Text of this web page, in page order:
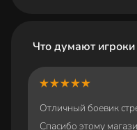
Что думают игроки
Отличный боевик
Спасибо этому